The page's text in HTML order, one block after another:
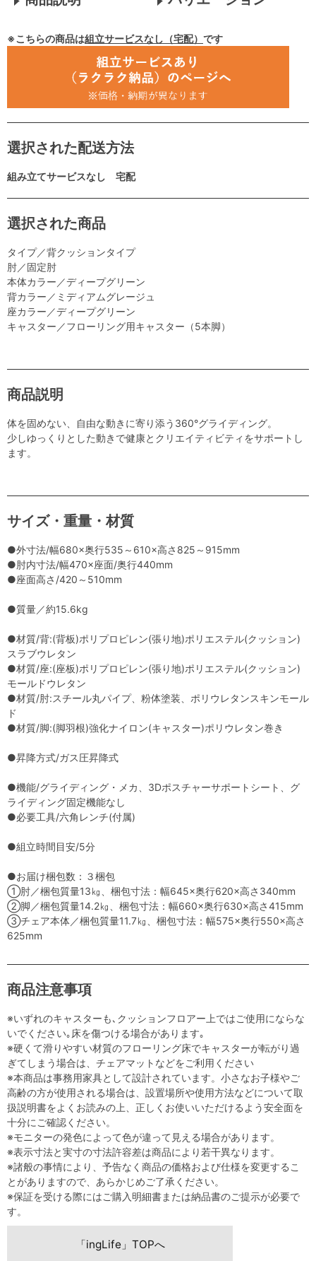
※こちらの商品は組立サービスなし（宅配） です
選択された配送方法
組み立てサービスなし 宅配
選択された商品
タイプ／背クッションタイプ
肘／固定肘
本体カラー／ディープグリーン
背カラー／ミディアムグレージュ
座カラー／ディープグリーン
キャスター／フローリング用キャスター（5本脚）
商品説明
体を固めない、自由な動きに寄り添う360°グライディング。
少しゆっくりとした動きで健康とクリエイティビティをサポートし
ます。
サイズ・重量・材質
●外寸法/幅680×奥行535～610×高さ825～915mm
●肘内寸法/幅470×座面/奥行440mm
●座面高さ/420～510mm
●質量／約15.6kg
●材質/背:(背板)ポリプロピレン(張り地)ポリエステル(クッション)
スラブウレタン
●材質/座:(座板)ポリプロピレン(張り地)ポリエステル(クッション)
モールドウレタン
●材質/肘:スチール丸パイプ、粉体塗装、ポリウレタンスキンモール
ド
●材質/脚:(脚羽根)強化ナイロン(キャスター)ポリウレタン巻き
●昇降方式/ガス圧昇降式
●機能/グライディング・メカ、3Dポスチャーサポートシート、グ
ライディング固定機能なし
●必要工具/六角レンチ(付属)
●組立時間目安/5分
●お届け梱包数：３梱包
①肘／梱包質量13㎏、梱包寸法：幅645×奥行620×高さ340mm
②脚／梱包質量14.2㎏、梱包寸法：幅660×奥行630×高さ415mm
③チェア本体／梱包質量11.7㎏、梱包寸法：幅575×奥行550×高さ
625mm
商品注意事項
※いずれのキャスターも､クッションフロアー上ではご使用にならな
いでください｡床を傷つける場合があります｡
※硬くて滑りやすい材質のフローリング床でキャスターが転がり過
ぎてしまう場合は、チェアマットなどをご利用ください
※本商品は事務用家具として設計されています。小さなお子様やご
高齢の方が使用される場合は、設置場所や使用方法などについて取
扱説明書をよくお読みの上、正しくお使いいただけるよう安全面を
十分にご確認ください。
※モニターの発色によって色が違って見える場合があります。
※表示寸法と実寸の寸法許容差は商品により若干異なります。
※諸般の事情により、予告なく商品の価格および仕様を変更するこ
とがありますので、あらかじめご了承ください。
※保証を受ける際にはご購入明細書または納品書のご提示が必要で
す。
「ingLife」TOPへ